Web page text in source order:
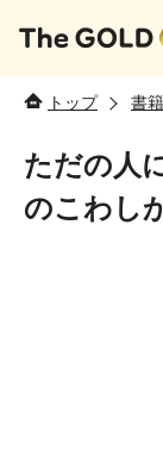
トップ 書
ただの人
のこわし